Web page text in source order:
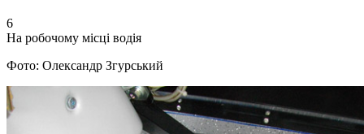
6
На робочому місці водія
Фото: Олександр Згурський